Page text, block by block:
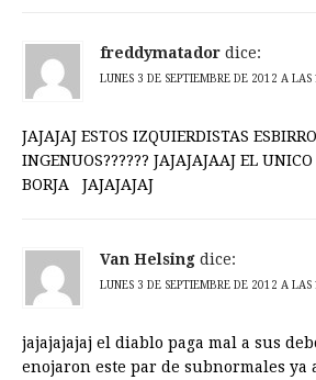
freddymatador dice:
LUNES 3 DE SEPTIEMBRE DE 2012 A
JAJAJAJ ESTOS IZQUIERDISTAS
INGENUOS?????? JAJAJAJAAJ EL
BORJA JAJAJAJAJ
Van Helsing dice:
LUNES 3 DE SEPTIEMBRE DE 2012 A
jajajajajaj el diablo paga mal a sus
enojaron este par de subnormales ya